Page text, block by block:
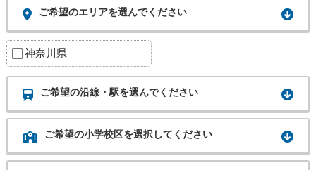
ご希望のエリアを選んでください
神奈川県
ご希望の沿線・駅を選んでください
ご希望の小学校区を選択してください